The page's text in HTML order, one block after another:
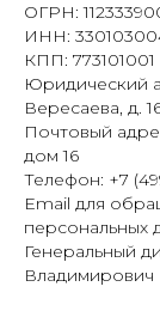
ОГРН:
ИНН:
КПП: 773101001
Юридический
Вересаева, д.
Почтовый
дом 16
Телефон: +7
Email для
персональных
Генеральный
Владимирович